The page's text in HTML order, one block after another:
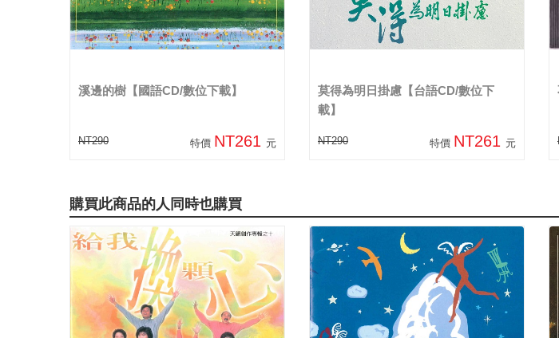
溪邊的樹【國語CD/數位下載】
NT290 特價 NT261 元
莫得為明日掛慮【台語CD/數位下
載】
NT290 特價 NT261 元
購買此商品的人同時也購買